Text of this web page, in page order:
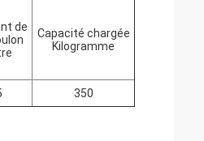
de
Capacité chargée
Kilogramme
350